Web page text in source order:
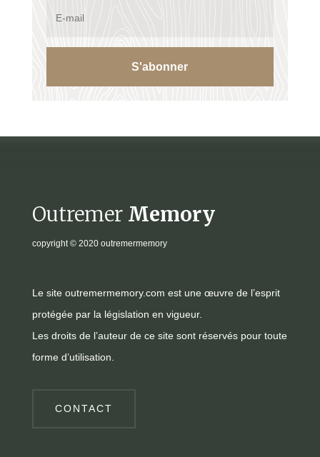
S'abonner
Outremer Memory
copyright© 2020 outremermemory
Le site outremermemory.com est une œuvre de l’esprit
protégée par la législation en vigueur.
Les droits de l’auteur de ce site sont réservés pour toute
forme d’utilisation.
CONTACT